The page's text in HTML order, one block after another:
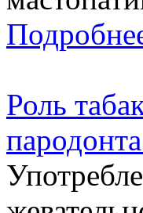
Роль